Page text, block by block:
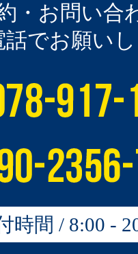
・お問い合
話でお願い
時間 / 8:00 -